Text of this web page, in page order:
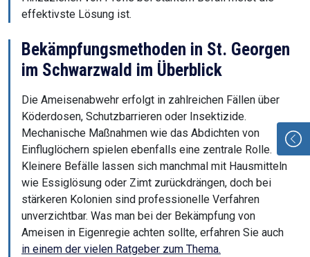
effektivste Lösung ist.
Bekämpfungsmethoden in St. Georgen
im Schwarzwald im Überblick
Die Ameisenabwehr erfolgt in zahlreichen Fällen über
Köderdosen, Schutzbarrieren oder Insektizide.
Mechanische Maßnahmen wie das Abdichten von
Einfluglöchern spielen ebenfalls eine zentrale Rolle.
Kleinere Befälle lassen sich manchmal mit Hausmitteln
wie Essiglösung oder Zimt zurückdrängen, doch bei
stärkeren Kolonien sind professionelle Verfahren
unverzichtbar. Was man bei der Bekämpfung von
Ameisen in Eigenregie achten sollte, erfahren Sie auch
in einem der vielen Ratgeber zum Thema.